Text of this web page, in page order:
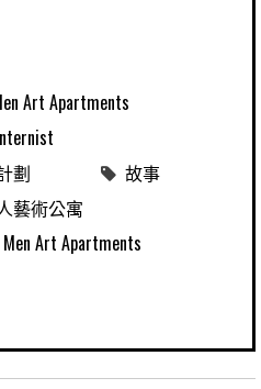
Art Apartments
劃
故事
藝術公寓
Art Apartments